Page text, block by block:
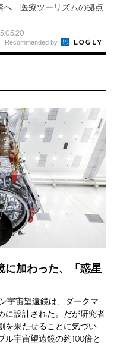
へ 医療ツーリズムの拠点
Recommended by
に加わった、「惑星
宇宙望遠鏡は、ダークマ
に設計された。だが研究者
を果たせることに気づい
宇宙望遠鏡の約100倍と